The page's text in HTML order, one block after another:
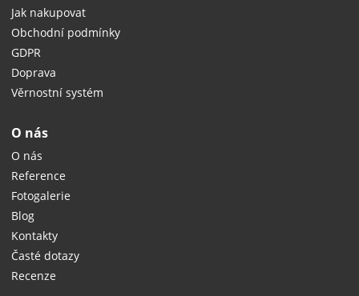
Jak nakupovat
Obchodní podmínky
GDPR
Doprava
Věrnostní systém
O nás
O nás
Reference
Fotogalerie
Blog
Kontakty
Časté dotazy
Recenze